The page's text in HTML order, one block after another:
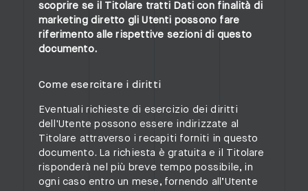
scoprire se il Titolare tratti Dati con finalità di
marketing diretto gli Utenti possono fare
riferimento alle rispettive sezioni di questo
documento.
Come esercitare i diritti
Eventuali richieste di esercizio dei diritti
dell'Utente possono essere indirizzate al
Titolare attraverso i recapiti forniti in questo
documento. La richiesta è gratuita e il Titolare
risponderà nel più breve tempo possibile, in
ogni caso entro un mese, fornendo all’Utente